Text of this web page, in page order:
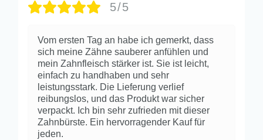
5/5
Vom ersten Tag an habe ich gemerkt, dass
sich meine Zähne sauberer anfühlen und
mein Zahnfleisch stärker ist. Sie ist leicht,
einfach zu handhaben und sehr
leistungsstark. Die Lieferung verlief
reibungslos, und das Produkt war sicher
verpackt. Ich bin sehr zufrieden mit dieser
Zahnbürste. Ein hervorragender Kauf für
jeden.